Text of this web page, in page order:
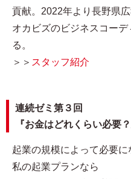
貢献。2022年より長野県
オカビズのビジネスコー
る。
＞＞ スタッフ紹介
連続ゼミ第３回
『お金はどれくらい必要
起業の規模によって必要に
私の起業プランなら